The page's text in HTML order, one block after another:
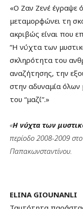
«Ο Ζαν Ζενέ έγραψε
μεταμορφώνει τη
ακριβώς είναι που
“Η νύχτα των
σκληρότητα του
αναζήτησης, την
στην αδυναμία όλων
του “μαζί”.»
«Η νύχτα των
περίοδο 2008-2009
Παπακωνσταντίνου.
ELINA GIOUNANLI